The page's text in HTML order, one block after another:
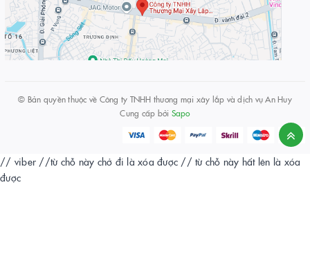
© Bản quyền thuộc về Công ty TNHH thương mại xây lắp và dịch vụ An Huy
Cung cấp bởi Sapo
// viber //từ chỗ này chở đi là xóa được // từ chỗ này hất lên là xóa
được